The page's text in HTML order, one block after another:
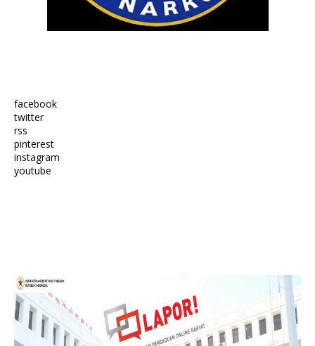
facebook
twitter
rss
pinterest
instagram
youtube